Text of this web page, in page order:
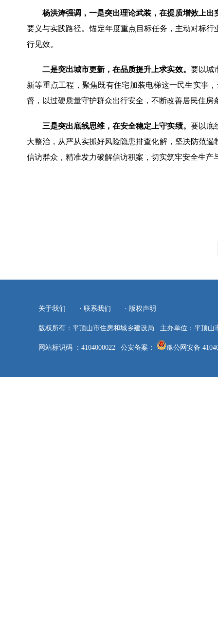
杨洪涛强调，一是突出理论武装，在提质增效上出
要义与实践路径。锚定年度重点目标任务，主动对标
行见效。
二是突出城市更新，在品质提升上求实效。 要以城
新等重点工程，聚焦既有住宅加装电梯这一民生实事
督，以过硬质量守护群众出行安全，不断改善居民住房
三是突出底线思维，在安全稳定上守实绩。 要以底
大整治，从严从实抓好风险隐患排查化解，坚决防范
信访群众，精准发力破解信访积案，切实筑牢安全生
关于我们 · 联系我们 · 版权声明
版权所有：平顶山市住房和城乡建设局 主办单位：平顶山
网站标识码 ：4104000022| 公安备案： 豫公网安备